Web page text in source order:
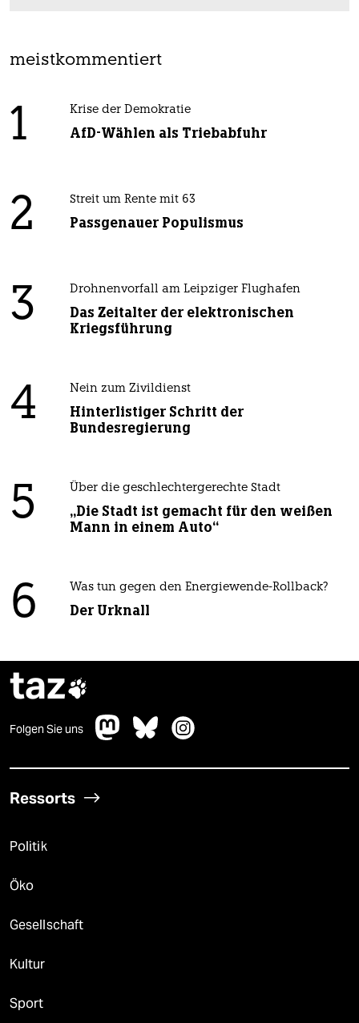
meistkommentiert
1 Krise der Demokratie
AfD-Wählen als Triebabfuhr
2 Streit um Rente mit 63
Passgenauer Populismus
3 Drohnenvorfall am Leipziger Flughafen
Das Zeitalter der elektronischen
Kriegsführung
4 Nein zum Zivildienst
Hinterlistiger Schritt der
Bundesregierung
5 Über die geschlechtergerechte Stadt
„Die Stadt ist gemacht für den weißen
Mann in einem Auto“
6 Was tun gegen den Energiewende-Rollback?
Der Urknall
taz
Folgen Sie uns
Ressorts
Politik
Öko
Gesellschaft
Kultur
Sport